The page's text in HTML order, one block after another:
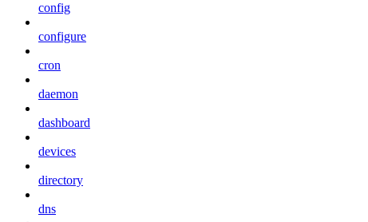
config
configure
cron
daemon
dashboard
devices
directory
dns